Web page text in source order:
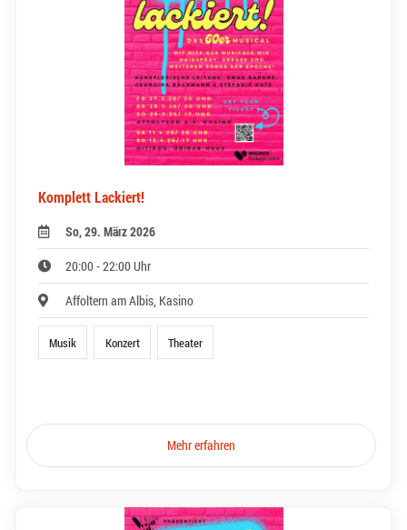
Komplett Lackiert!
So, 29. März 2026
20:00 - 22:00 Uhr
Affoltern am Albis, Kasino
Musik Konzert Theater
Mehr erfahren